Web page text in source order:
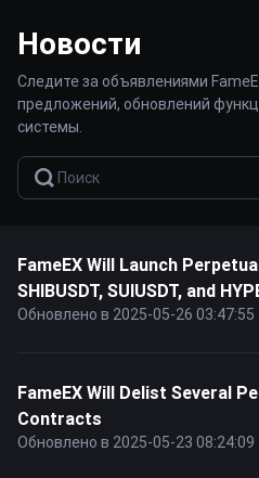
Новости
Следите за объявлениями
предложений, обновлений
системы.
FameEX Will Launch
SHIBUSDT, SUIUSDT, and
Обновлено в 2025-05-26 03:47:55
FameEX Will Delist Several
Contracts
Обновлено в 2025-05-23 08:24:09